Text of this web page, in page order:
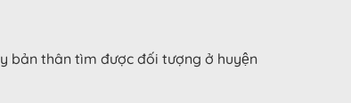
bản thân tìm được đối tượng ở huyện